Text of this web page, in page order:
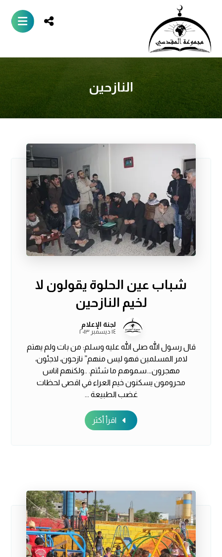
النازحين
شباب عين الحلوة يقولون لا
لخيم النازحين
لجنة الإعلام
١٤ ديسمبر ٢٠١٣
قال رسول الله صلى الله عليه وسلم: من بات ولم يهتم
ﻻمر المسلمين فهو ليس منهم” نازحون، ﻻجئون،
مهجرون….سموهم ما شئتم. ..ولكنهم اناس
محرومون يسكنون خيم العراء في اقصى لحظات
غضب الطبيعة ...
اقرأ أكثر